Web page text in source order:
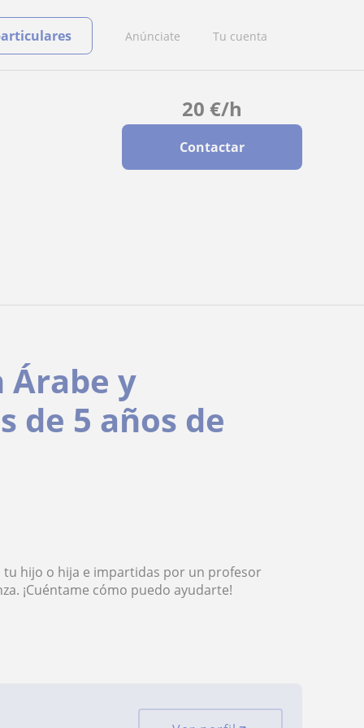
Anúnciate Tu cuenta
20 €/h
Contactar
y
de 5 años de
tu hijo o hija e impartidas por un profesor
¡Cuéntame cómo puedo ayudarte!